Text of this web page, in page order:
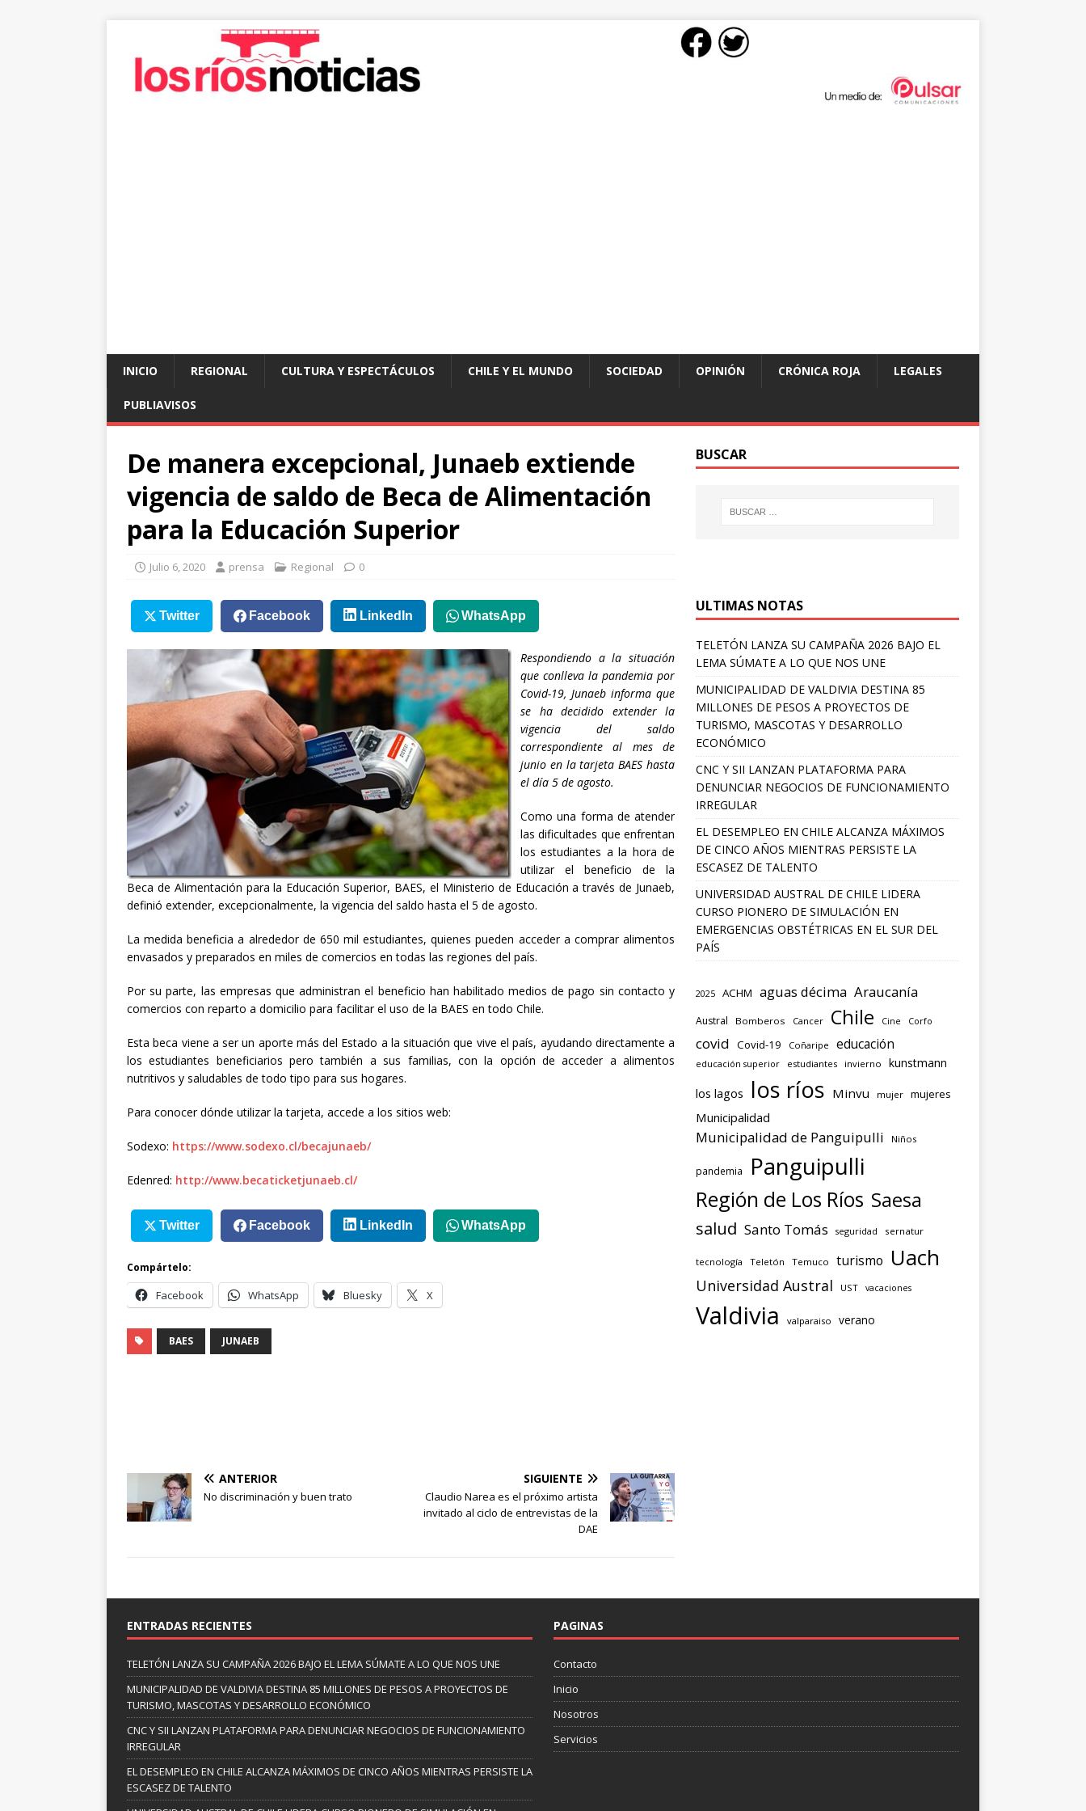
INICIO REGIONAL CULTURA Y ESPECTÁCULOS CHILE Y EL MUNDO SOCIEDAD OPINIÓN CRÓNICA ROJA LEGALES
PUBLIAVISOS
De manera excepcional, Junaeb extiende
vigencia de saldo de Beca de Alimentación
para la Educación Superior
Julio 6, 2020 prensa Regional 0
Twitter Facebook LinkedIn WhatsApp
Respondiendo a la situación
que conlleva la pandemia por
Covid-19, Junaeb informa que
se ha decidido extender la
vigencia del saldo
correspondiente al mes de
junio en la tarjeta BAES hasta
el día 5 de agosto.
Como una forma de atender
las dificultades que enfrentan
los estudiantes a la hora de
utilizar el beneficio de la
Beca de Alimentación para la Educación Superior, BAES, el Ministerio de Educación a través de Junaeb,
definió extender, excepcionalmente, la vigencia del saldo hasta el 5 de agosto.
La medida beneficia a alrededor de 650 mil estudiantes, quienes pueden acceder a comprar alimentos
envasados y preparados en miles de comercios en todas las regiones del país.
Por su parte, las empresas que administran el beneficio han habilitado medios de pago sin contacto y
comercios con reparto a domicilio para facilitar el uso de la BAES en todo Chile.
Esta beca viene a ser un aporte más del Estado a la situación que vive el país, ayudando directamente a
los estudiantes beneficiarios pero también a sus familias, con la opción de acceder a alimentos
nutritivos y saludables de todo tipo para sus hogares.
Para conocer dónde utilizar la tarjeta, accede a los sitios web:
Sodexo: https://www.sodexo.cl/becajunaeb/
Edenred: http://www.becaticketjunaeb.cl/
Twitter Facebook LinkedIn WhatsApp
Compártelo:
Facebook WhatsApp Bluesky X
BAES JUNAEB
ANTERIOR
No discriminación y buen trato
SIGUIENTE
Claudio Narea es el próximo artista
invitado al ciclo de entrevistas de la
DAE
BUSCAR
ULTIMAS NOTAS
TELETÓN LANZA SU CAMPAÑA 2026 BAJO EL
LEMA SÚMATE A LO QUE NOS UNE
MUNICIPALIDAD DE VALDIVIA DESTINA 85
MILLONES DE PESOS A PROYECTOS DE
TURISMO, MASCOTAS Y DESARROLLO
ECONÓMICO
CNC Y SII LANZAN PLATAFORMA PARA
DENUNCIAR NEGOCIOS DE FUNCIONAMIENTO
IRREGULAR
EL DESEMPLEO EN CHILE ALCANZA MÁXIMOS
DE CINCO AÑOS MIENTRAS PERSISTE LA
ESCASEZ DE TALENTO
UNIVERSIDAD AUSTRAL DE CHILE LIDERA
CURSO PIONERO DE SIMULACIÓN EN
EMERGENCIAS OBSTÉTRICAS EN EL SUR DEL
PAÍS
2025 ACHM aguas décima Araucanía
Austral Bomberos Cancer Chile Cine Corfo
covid Covid-19 Coñaripe educación
educación superior estudiantes invierno kunstmann
los lagos los ríos Minvu mujer mujeres
Municipalidad
Municipalidad de Panguipulli Niños
pandemia Panguipulli
Región de Los Ríos Saesa
salud Santo Tomás seguridad sernatur
tecnología Teletón Temuco turismo Uach
Universidad Austral UST vacaciones
Valdivia valparaiso verano
ENTRADAS RECIENTES
TELETÓN LANZA SU CAMPAÑA 2026 BAJO EL LEMA SÚMATE A LO QUE NOS UNE
MUNICIPALIDAD DE VALDIVIA DESTINA 85 MILLONES DE PESOS A PROYECTOS DE
TURISMO, MASCOTAS Y DESARROLLO ECONÓMICO
CNC Y SII LANZAN PLATAFORMA PARA DENUNCIAR NEGOCIOS DE FUNCIONAMIENTO
IRREGULAR
EL DESEMPLEO EN CHILE ALCANZA MÁXIMOS DE CINCO AÑOS MIENTRAS PERSISTE LA
ESCASEZ DE TALENTO
PAGINAS
Contacto
Inicio
Nosotros
Servicios